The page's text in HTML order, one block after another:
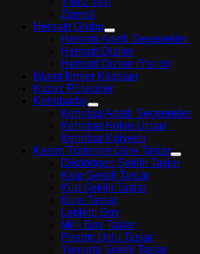
Zümrüt
Hematit Grubu
Hematit Adetli Seçenekler
Hematit Diziler
Hematit Diziler (Yarım)
İslami İlimler Kitapları
Kazaz Püsküller
Kehribarlar
Kehribar Adetli Seçenekler
Kehribar Kolye Uçları
Kehribar Kolyeler
Kesim Türlerine Göre Taşlar
Dikdörtgen Şekilli Taşlar
Kalp Şekilli Taşlar
Küp Şekilli Taşlar
Küre Taşlar
Leblebi Boy
Mini Boy Taşlar
Piramit Uçlu Taşlar
Yumurta Şekilli Taşlar